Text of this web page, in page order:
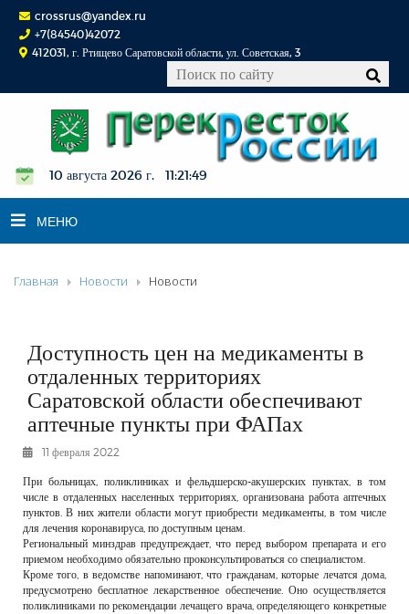
crossrus@yandex.ru
+7(84540)42072
412031, г. Ртищево Саратовской области, ул. Советская, 3
10 августа 2026 г. 11:21:49
МЕНЮ
НОВОСТИ
К СВЕДЕНИЮ
КОНКУРСЫ
ФОТОРЕПОРТАЖИ
РЕКЛАМОДАТЕЛЯМ
ОБЪЯВЛЕНИЯ
КОНТАКТЫ
Главная Новости Новости
Доступность цен на медикаменты в
отдаленных территориях
Саратовской области обеспечивают
аптечные пункты при ФАПах
11 февраля 2022
При больницах, поликлиниках и фельдшерско-акушерских пунктах, в том
числе в отдаленных населенных территориях, организована работа аптечных
пунктов. В них жители области могут приобрести медикаменты, в том числе
для лечения коронавируса, по доступным ценам.
Региональный минздрав предупреждает, что перед выбором препарата и его
приемом необходимо обязательно проконсультироваться со специалистом.
Кроме того, в ведомстве напоминают, что гражданам, которые лечатся дома,
предусмотрено бесплатное лекарственное обеспечение. Оно осуществляется
поликлиниками по рекомендации лечащего врача, определяющего конкретные